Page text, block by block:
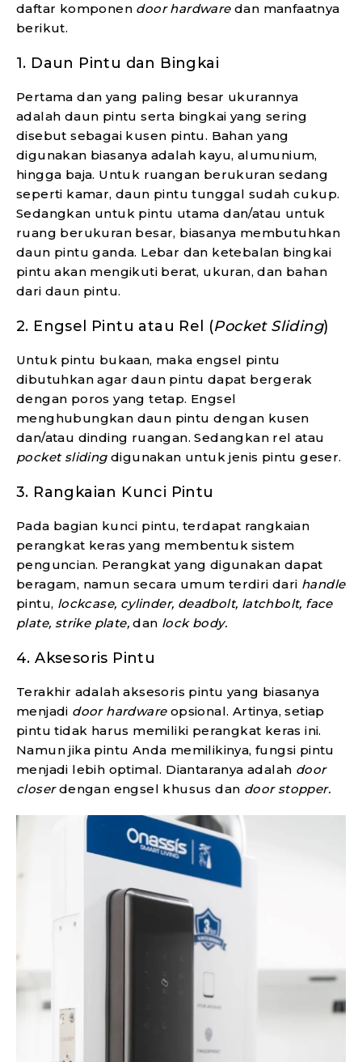
daftar komponen door hardwaredan manfaatnya
berikut.
1. Daun Pintu dan Bingkai
Pertama dan yang paling besar ukurannya
adalah daun pintu serta bingkai yang sering
disebut sebagai kusen pintu. Bahan yang
digunakan biasanya adalah kayu, alumunium,
hingga baja. Untuk ruangan berukuran sedang
seperti kamar, daun pintu tunggal sudah cukup.
Sedangkan untuk pintu utama dan/atau untuk
ruang berukuran besar, biasanya membutuhkan
daun pintu ganda. Lebar dan ketebalan bingkai
pintu akan mengikuti berat, ukuran, dan bahan
dari daun pintu.
2. Engsel Pintu atau Rel (Pocket Sliding)
Untuk pintu bukaan, maka engsel pintu
dibutuhkan agar daun pintu dapat bergerak
dengan poros yang tetap. Engsel
menghubungkan daun pintu dengan kusen
dan/atau dinding ruangan. Sedangkan rel atau
pocket sliding digunakan untuk jenis pintu geser.
3. Rangkaian Kunci Pintu
Pada bagian kunci pintu, terdapat rangkaian
perangkat keras yang membentuk sistem
penguncian. Perangkat yang digunakan dapat
beragam, namun secara umum terdiri dari handle
pintu, lockcase, cylinder, deadbolt, latchbolt, face
plate, strike plate,dan lock body.
4. Aksesoris Pintu
Terakhir adalah aksesoris pintu yang biasanya
menjadi door hardwareopsional. Artinya, setiap
pintu tidak harus memiliki perangkat keras ini.
Namun jika pintu Anda memilikinya, fungsi pintu
menjadi lebih optimal. Diantaranya adalah door
closerdengan engsel khusus dan door stopper.